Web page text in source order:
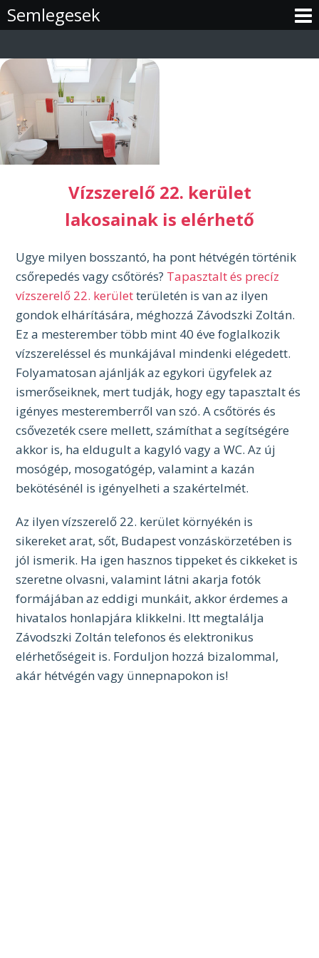
Semlegesek
content
Vízszerelő 22. kerület
lakosainak is elérhető
Ugye milyen bosszantó, ha pont hétvégén történik
csőrepedés vagy csőtörés? Tapasztalt és precíz
vízszerelő 22. kerületterületén is van az ilyen
gondok elhárítására, méghozzá Závodszki Zoltán.
Ez a mesterember több mint 40 éve foglalkozik
vízszereléssel és munkájával mindenki elégedett.
Folyamatosan ajánlják az egykori ügyfelek az
ismerőseiknek, mert tudják, hogy egy tapasztalt és
igényes mesteremberről van szó. A csőtörés és
csővezeték csere mellett, számíthat a segítségére
akkor is, ha eldugult a kagyló vagy a WC. Az új
mosógép, mosogatógép, valamint a kazán
bekötésénél is igényelheti a szakértelmét.
Az ilyen vízszerelő 22. kerület környékén is
sikereket arat, sőt, Budapest vonzáskörzetében is
jól ismerik. Ha igen hasznos tippeket és cikkeket is
szeretne olvasni, valamint látni akarja fotók
formájában az eddigi munkáit, akkor érdemes a
hivatalos honlapjára klikkelni. Itt megtalálja
Závodszki Zoltán telefonos és elektronikus
elérhetőségeit is. Forduljon hozzá bizalommal,
akár hétvégén vagy ünnepnapokon is!